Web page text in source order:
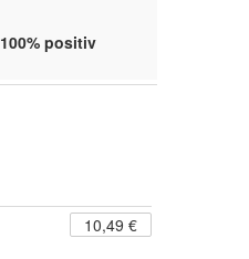
100% positiv
10,49 €